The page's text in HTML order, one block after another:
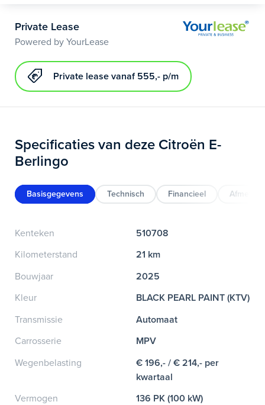
Private Lease
Powered by YourLease
Private lease vanaf 555,- p/m
Specificaties van deze Citroën E-
Berlingo
Basisgegevens Technisch Financieel
Kenteken
510708
Kilometerstand
21 km
Bouwjaar
2025
Kleur
BLACK PEARL PAINT (KTV)
Transmissie
Automaat
Carrosserie
MPV
Wegenbelasting
€ 196,- / € 214,- per
kwartaal
Vermogen
136 PK (100 kW)